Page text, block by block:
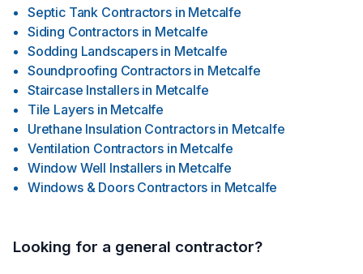
Septic Tank Contractors in Metcalfe
Siding Contractors in Metcalfe
Sodding Landscapers in Metcalfe
Soundproofing Contractors in Metcalfe
Staircase Installers in Metcalfe
Tile Layers in Metcalfe
Urethane Insulation Contractors in Metcalfe
Ventilation Contractors in Metcalfe
Window Well Installers in Metcalfe
Windows & Doors Contractors in Metcalfe
Looking for a general contractor?